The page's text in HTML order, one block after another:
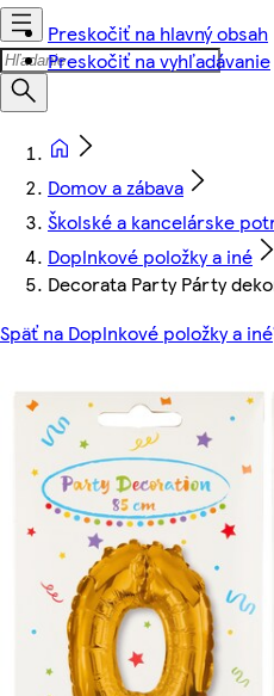
Preskočiť na hlavný obsah
Preskočiť na vyhľadávanie
Domov a zábava
Školské a kancelárske
Doplnkové položky a iné
Decorata Party Párty
Späť na Doplnkové položky a iné